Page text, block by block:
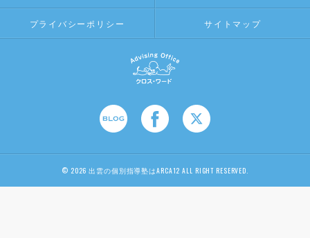
プライバシーポリシー サイトマップ
© 2026 出雲の個別指導塾はARCA12 ALL RIGHT RESERVED.